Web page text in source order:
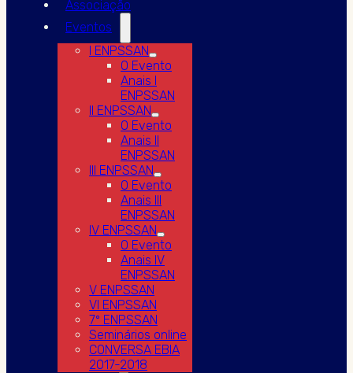
Associação
Eventos
I ENPSSAN
O Evento
Anais I
ENPSSAN
II ENPSSAN
O Evento
Anais II
ENPSSAN
III ENPSSAN
O Evento
Anais III
ENPSSAN
IV ENPSSAN
O Evento
Anais IV
ENPSSAN
V ENPSSAN
VI ENPSSAN
7º ENPSSAN
Seminários online
CONVERSA EBIA
2017-2018